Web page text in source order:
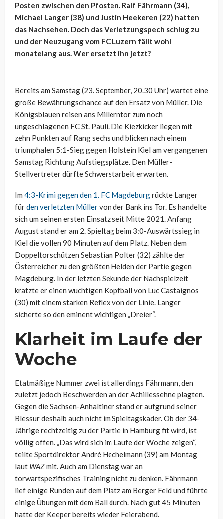
Posten zwischen den Pfosten. Ralf Fährmann (34),
Michael Langer (38) und Justin Heekeren (22) hatten
das Nachsehen. Doch das Verletzungspech schlug zu
und der Neuzugang vom FC Luzern fällt wohl
monatelang aus. Wer ersetzt ihn jetzt?
Bereits am Samstag (23. September, 20.30 Uhr) wartet eine
große Bewährungschance auf den Ersatz von Müller. Die
Königsblauen reisen ans Millerntor zum noch
ungeschlagenen FC St. Pauli. Die Kiezkicker liegen mit
zehn Punkten auf Rang sechs und blicken nach einem
triumphalen 5:1-Sieg gegen Holstein Kiel am vergangenen
Samstag Richtung Aufstiegsplätze. Den Müller-
Stellvertreter dürfte Schwerstarbeit erwarten.
Im 4:3-Krimi gegen den 1. FC Magdeburgrückte Langer
fürden verletzten Müllervon der Bank ins Tor. Es handelte
sich um seinen ersten Einsatz seit Mitte 2021. Anfang
August stand er am 2. Spieltag beim 3:0-Auswärtssieg in
Kiel die vollen 90 Minuten auf dem Platz. Neben dem
Doppeltorschützen Sebastian Polter (32) zählte der
Österreicher zu den größten Helden der Partie gegen
Magdeburg. In der letzten Sekunde der Nachspielzeit
kratzte er einen wuchtigen Kopfball von Luc Castaignos
(30) mit einem starken Reflex von der Linie. Langer
sicherte so den eminent wichtigen „Dreier“.
Klarheit im Laufe der
Woche
Etatmäßige Nummer zwei ist allerdings Fährmann, den
zuletzt jedoch Beschwerden an der Achillessehne plagten.
Gegen die Sachsen-Anhaltiner stand er aufgrund seiner
Blessur deshalb auch nicht im Spieltagskader. Ob der 34-
Jährige rechtzeitig zu der Partie in Hamburg fit wird, ist
völlig offen. „Das wird sich im Laufe der Woche zeigen“,
teilte Sportdirektor André Hechelmann (39) am Montag
laut WAZmit. Auch am Dienstag war an
torwartspezifisches Training nicht zu denken. Fährmann
lief einige Runden auf dem Platz am Berger Feld und führte
einige Übungen mit dem Ball durch. Nach gut 45 Minuten
hatte der Keeper bereits wieder Feierabend.